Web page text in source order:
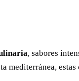
, sabores
mediterránea,